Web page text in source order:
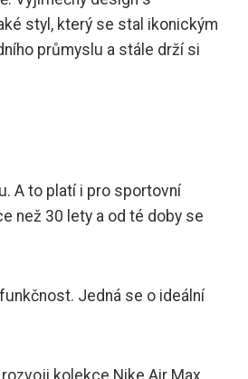
styl, který se stal ikonickým
průmyslu a stále drží si
A to platí i pro sportovní
než 30 lety a od té doby se
Jedná se o ideální
kolekce Nike Air Max